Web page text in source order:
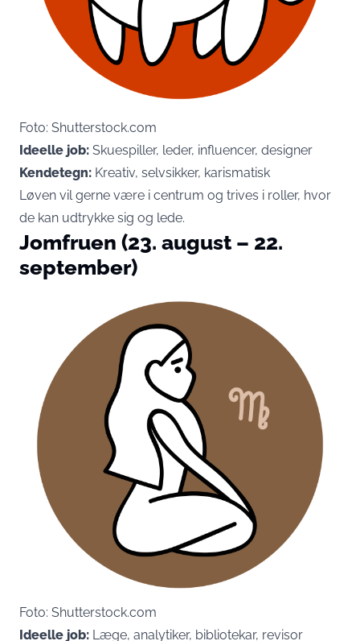
Foto: Shutterstock.com
Ideelle job: Skuespiller, leder, influencer, designer
Kendetegn: Kreativ, selvsikker, karismatisk
Løven vil gerne være i centrum og trives i roller, hvor
de kan udtrykke sig og lede.
Jomfruen (23. august – 22.
september)
Foto: Shutterstock.com
Ideelle job: Læge, analytiker, bibliotekar, revisor